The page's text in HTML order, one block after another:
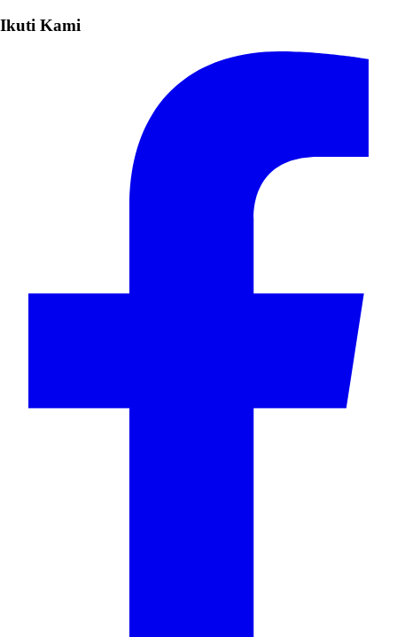
Ikuti Kami